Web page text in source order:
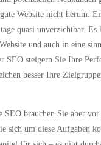
potenziellen Neukunden
Website nicht herum.
quasi unverzichtbar. Es
und auch in eine
SEO steigern Sie Ihre
besser Ihre
SEO brauchen Sie aber
sich um diese Aufgaben